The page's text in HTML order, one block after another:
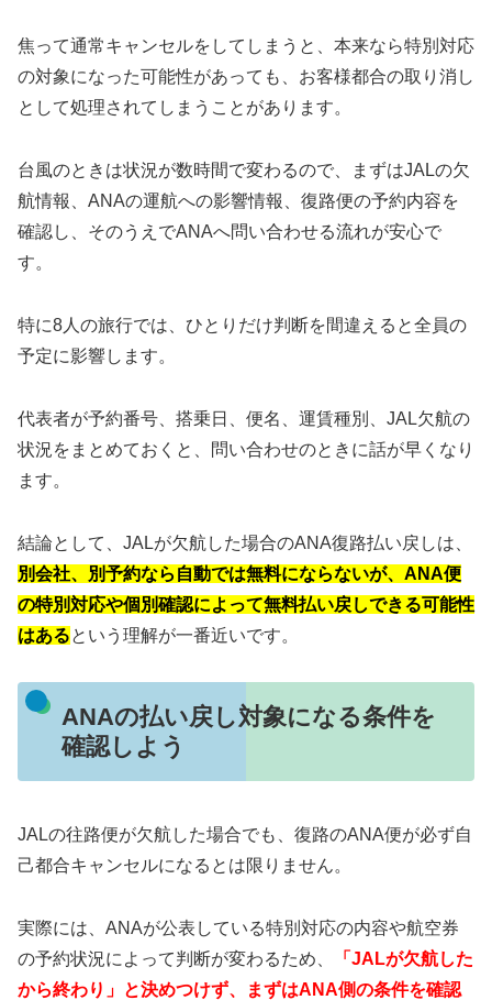
焦って通常キャンセルをしてしまうと、本来なら特別対応
の対象になった可能性があっても、お客様都合の取り消し
として処理されてしまうことがあります。
台風のときは状況が数時間で変わるので、まずはJALの欠
航情報、ANAの運航への影響情報、復路便の予約内容を
確認し、そのうえでANAへ問い合わせる流れが安心で
す。
特に8人の旅行では、ひとりだけ判断を間違えると全員の
予定に影響します。
代表者が予約番号、搭乗日、便名、運賃種別、JAL欠航の
状況をまとめておくと、問い合わせのときに話が早くなり
ます。
結論として、JALが欠航した場合のANA復路払い戻しは、
別会社、別予約なら自動では無料にならないが、ANA便
の特別対応や個別確認によって無料払い戻しできる可能性
はあるという理解が一番近いです。
ANAの払い戻し対象になる条件を
確認しよう
JALの往路便が欠航した場合でも、復路のANA便が必ず自
己都合キャンセルになるとは限りません。
実際には、ANAが公表している特別対応の内容や航空券
の予約状況によって判断が変わるため、
「JALが欠航した
から終わり」と決めつけず、まずはANA側の条件を確認